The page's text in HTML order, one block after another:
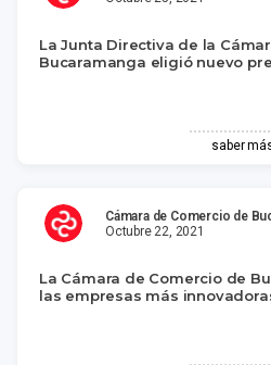
La Junta Directiva de la
Bucaramanga eligió nuevo
saber
Cámara de Comercio de
Octubre 22, 2021
La Cámara de Comercio de
las empresas más